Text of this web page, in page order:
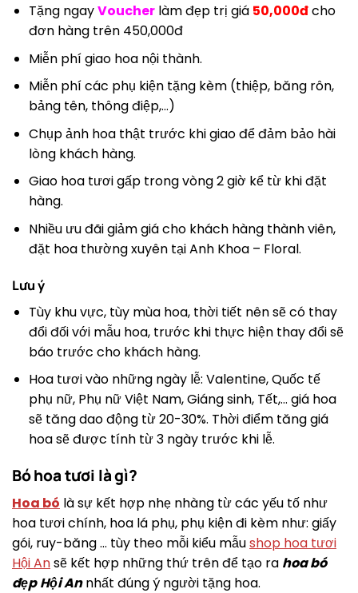
Tặng ngayVoucher làm đẹp trị giá 50,000đcho
đơn hàng trên 450,000đ
Miễn phí giao hoa nội thành.
Miễn phí các phụ kiện tặng kèm (thiệp, băng rôn,
bảng tên, thông điệp,…)
Chụp ảnh hoa thật trước khi giao để đảm bảo hài
lòng khách hàng.
Giao hoa tươi gấp trong vòng 2 giờ kể từ khi đặt
hàng.
Nhiều ưu đãi giảm giá cho khách hàng thành viên,
đặt hoa thường xuyên tại Anh Khoa – Floral.
Lưu ý
Tùy khu vực, tùy mùa hoa, thời tiết nên sẽ có thay
đổi đối với mẫu hoa, trước khi thực hiện thay đổi sẽ
báo trước cho khách hàng.
Hoa tươi vào những ngày lễ: Valentine, Quốc tế
phụ nữ, Phụ nữ Việt Nam, Giáng sinh, Tết,… giá hoa
sẽ tăng dao động từ 20-30%. Thời điểm tăng giá
hoa sẽ được tính từ 3 ngày trước khi lễ.
Bó hoa tươi là gì?
Hoa bó là sự kết hợp nhẹ nhàng từ các yếu tố như
hoa tươi chính, hoa lá phụ, phụ kiện đi kèm như: giấy
gói, ruy-băng … tùy theo mỗi kiểu mẫushop hoa tươi
Hội Ansẽ kết hợp những thứ trên để tạo ra hoa bó
đẹp Hội Annhất đúng ý người tặng hoa.